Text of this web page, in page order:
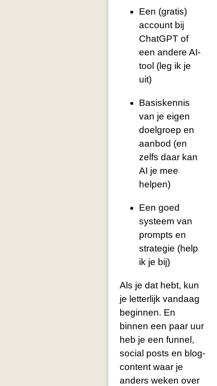
Een (gratis)
account bij
ChatGPT of
een andere AI-
tool (leg ik je
uit)
Basiskennis
van je eigen
doelgroep en
aanbod (en
zelfs daar kan
AI je mee
helpen)
Een goed
systeem van
prompts en
strategie (help
ik je bij)
Als je dat hebt, kun
je letterlijk vandaag
beginnen. En
binnen een paar uur
heb je een funnel,
social posts en blog-
content waar je
anders weken over